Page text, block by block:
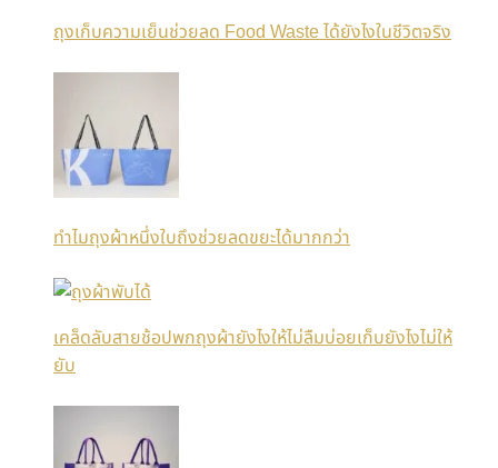
ถุงเก็บความเย็นช่วยลด Food Waste ได้ยังไงในชีวิตจริง
ทำไมถุงผ้าหนึ่งใบถึงช่วยลดขยะได้มากกว่า
เคล็ดลับสายช้อปพกถุงผ้ายังไงให้ไม่ลืมบ่อยเก็บยังไงไม่ให้
ยับ